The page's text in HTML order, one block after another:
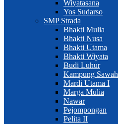
Wiyatasana
Yos Sudarso
SMP Strada
Bhakti Mulia
Bhakti Nusa
Bhakti Utama
Bhakti Wiyata
Budi Luhur
Kampung Sawah
Mardi Utama I
Marga Mulia
Nawar
Pejompongan
Pelita II